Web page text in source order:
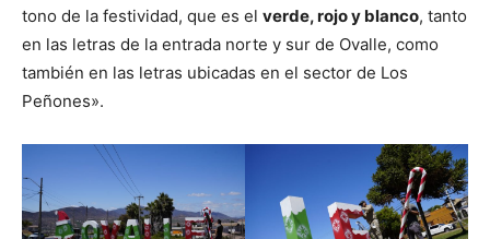
tono de la festividad, que es el verde, rojo y blanco, tanto
en las letras de la entrada norte y sur de Ovalle, como
también en las letras ubicadas en el sector de Los
Peñones».